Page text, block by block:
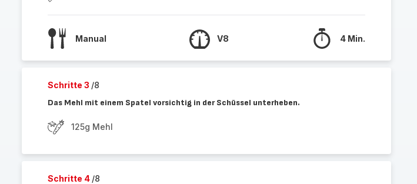
Manual V8 4 Min.
Schritte 3 /8
Das Mehl mit einem Spatel vorsichtig in der Schüssel unterheben.
125g Mehl
Schritte 4 /8